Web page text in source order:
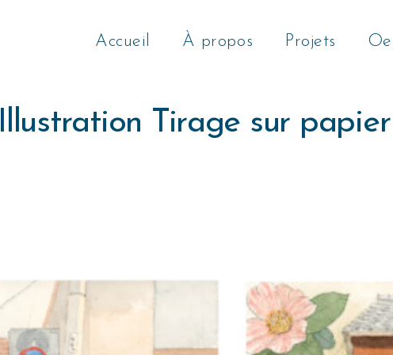
Accueil À propos Projets
Illustration Tirage sur